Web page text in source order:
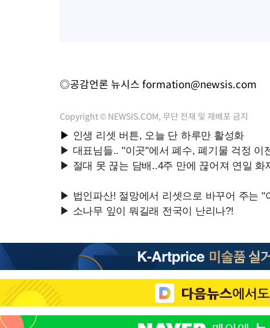
◎공감언론 뉴시스 formation@newsis.com
Copyright © NEWSIS.COM, 무단 전재 및 재배포 금지